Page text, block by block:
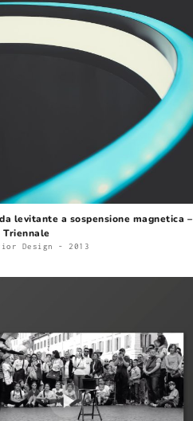
levitante a sospensione magnetica –
Triennale
Design - 2013